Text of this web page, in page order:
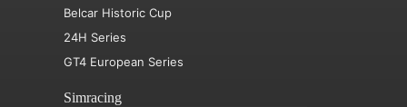
Belcar Historic Cup
24H Series
GT4 European Series
Simracing